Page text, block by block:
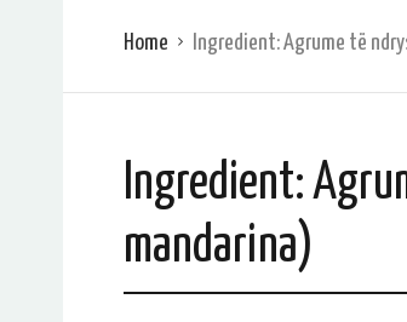
Home Ingredient:Agrume të
Ingredient:
mandarina)